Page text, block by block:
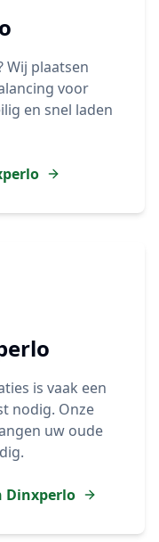
Wij plaatsen
voor
en snel laden
is vaak een
nodig. Onze
uw oude
Dinxperlo